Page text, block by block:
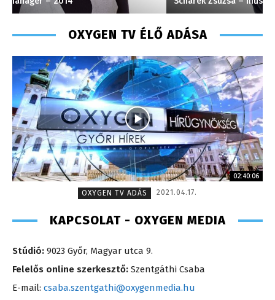
OXYGEN TV ÉLŐ ADÁSA
02:40:06
OXYGEN TV ADÁS
2021.04.17.
KAPCSOLAT - OXYGEN MEDIA
Stúdió: 9023 Győr, Magyar utca 9.
Felelős online szerkesztő: Szentgáthi Csaba
E-mail: csaba.szentgathi@oxygenmedia.hu